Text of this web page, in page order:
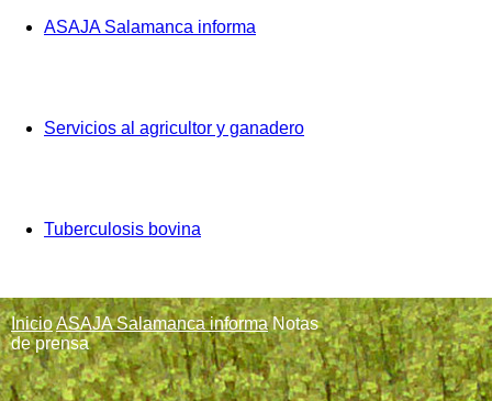
ASAJA Salamanca informa
Servicios al agricultor y ganadero
Tuberculosis bovina
InicioASAJA Salamanca informa Notas
de prensa